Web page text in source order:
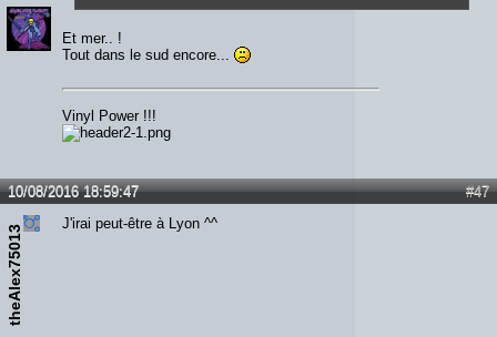
Et mer.. !
Tout dans le sud encore...
Vinyl Power !!!
#47
10/08/2016 18:59:47
theAlex75013
J'irai peut-être à Lyon ^^